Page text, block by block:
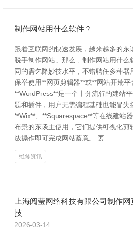
制作网站用什么软件？
跟着互联网的快速发展，越来越多的东
脱手制作网站。那么，制作网站用什么
同的需乞降妙技水平，不错聘任多种器
保举使用**网页剪辑器**或**网站开荒平
**WordPress**是一个十分流行的建站
题和插件，用户无需编程基础也能冒失
**Wix**、**Squarespace**等在线建站
布景的东谈主使用，它们提供可视化剪
放操作即可完成网站蓄意。 要
维修资讯
上海阅莹网络科技有限公司制作
技
2026-03-14